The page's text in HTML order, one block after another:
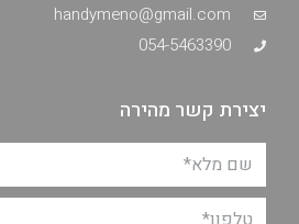
handymeno@gmail.com
054-5463390
יצירת קשר מהירה